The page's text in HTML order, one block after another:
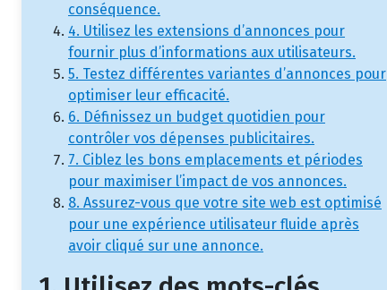
conséquence.
4. Utilisez les extensions d’annonces pour
fournir plus d’informations aux utilisateurs.
5. Testez différentes variantes d’annonces pour
optimiser leur efficacité.
6. Définissez un budget quotidien pour
contrôler vos dépenses publicitaires.
7. Ciblez les bons emplacements et périodes
pour maximiser l’impact de vos annonces.
8. Assurez-vous que votre site web est optimisé
pour une expérience utilisateur fluide après
avoir cliqué sur une annonce.